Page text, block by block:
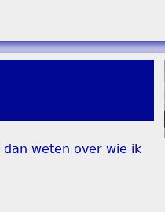
weten over wie ik